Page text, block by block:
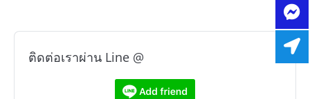
ติดต่อเราผ่าน Line @